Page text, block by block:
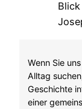
Wenn Sie
Alltag
Geschichte
einer